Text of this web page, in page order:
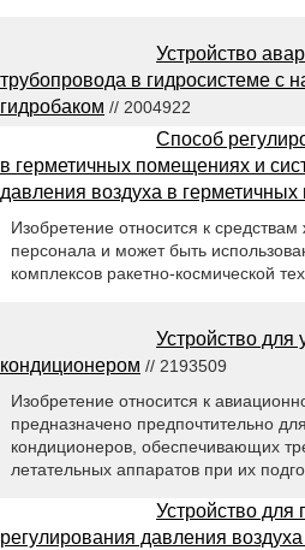
Устройство
трубопровода в гидросистеме с
гидробаком // 2004922
Способ
в герметичных помещениях и
давления воздуха в
Изобретение относится к
персонала и может быть
комплексов ракетно-космической
Устройство
кондиционером // 2193509
Изобретение относится к
предназначено предпочтительно
кондиционеров, обеспечивающих
летательных аппаратов при их
Устройство для
регулирования давления